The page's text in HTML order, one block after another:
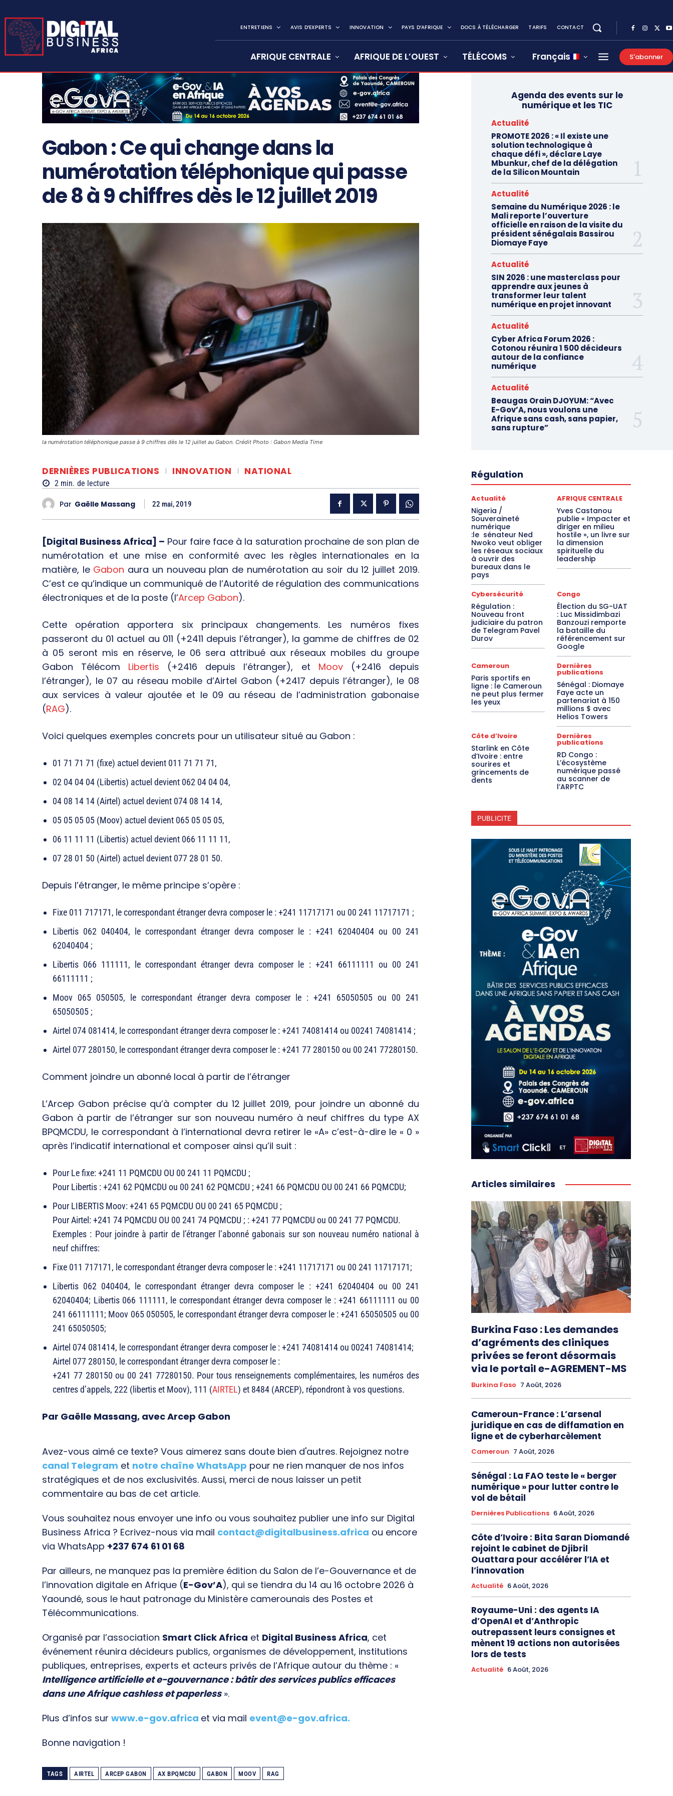
ENTRETIENS AVIS D’EXPERTS INNOVATION PAYS D’AFRIQUE DOCS À TÉLÉCHARGER TARIFS CONTACT
AFRIQUE CENTRALE AFRIQUE DE L’OUEST TÉLÉCOMS Français S'abonner
Gabon : Ce qui change dans la
numérotation téléphonique qui passe
de 8 à 9 chiffres dès le 12 juillet 2019
la numérotation téléphonique passe à 9 chiffres dès le 12 juillet au Gabon. Crédit Photo : Gabon Media Time
DERNIÈRES PUBLICATIONS INNOVATION NATIONAL
2 min. de lecture
Par Gaëlle Massang 22 mai, 2019
[Digital Business Africa] – Pour faire face à la saturation prochaine de son plan de
numérotation et une mise en conformité avec les règles internationales en la
matière, le Gabon aura un nouveau plan de numérotation au soir du 12 juillet 2019.
C’est ce qu’indique un communiqué de l’Autorité de régulation des communications
électroniques et de la poste (l’Arcep Gabon).
Cette opération apportera six principaux changements. Les numéros fixes
passeront du 01 actuel au 011 (+2411 depuis l’étranger), la gamme de chiffres de 02
à 05 seront mis en réserve, le 06 sera attribué aux réseaux mobiles du groupe
Gabon Télécom Libertis (+2416 depuis l’étranger), et Moov (+2416 depuis
l’étranger), le 07 au réseau mobile d’Airtel Gabon (+2417 depuis l’étranger), le 08
aux services à valeur ajoutée et le 09 au réseau de l’administration gabonaise
(RAG).
Voici quelques exemples concrets pour un utilisateur situé au Gabon :
01 71 71 71 (fixe) actuel devient 011 71 71 71,
02 04 04 04 (Libertis) actuel devient 062 04 04 04,
04 08 14 14 (Airtel) actuel devient 074 08 14 14,
05 05 05 05 (Moov) actuel devient 065 05 05 05,
06 11 11 11 (Libertis) actuel devient 066 11 11 11,
07 28 01 50 (Airtel) actuel devient 077 28 01 50.
Depuis l’étranger, le même principe s’opère :
Fixe 011 717171, le correspondant étranger devra composer le : +241 11717171 ou 00 241 11717171 ;
Libertis 062 040404, le correspondant étranger devra composer le : +241 62040404 ou 00 241
62040404 ;
Libertis 066 111111, le correspondant étranger devra composer le : +241 66111111 ou 00 241
66111111 ;
Moov 065 050505, le correspondant étranger devra composer le : +241 65050505 ou 00 241
65050505 ;
Airtel 074 081414, le correspondant étranger devra composer le : +241 74081414 ou 00241 74081414 ;
Airtel 077 280150, le correspondant étranger devra composer le : +241 77 280150 ou 00 241 77280150.
Comment joindre un abonné local à partir de l’étranger
L’Arcep Gabon précise qu’à compter du 12 juillet 2019, pour joindre un abonné du
Gabon à partir de l’étranger sur son nouveau numéro à neuf chiffres du type AX
BPQMCDU, le correspondant à l’international devra retirer le «A» c’est-à-dire le « 0 »
après l’indicatif international et composer ainsi qu’il suit :
Pour Le fixe: +241 11 PQMCDU OU 00 241 11 PQMCDU ;
Pour Libertis : +241 62 PQMCDU ou 00 241 62 PQMCDU ; +241 66 PQMCDU OU 00 241 66 PQMCDU;
Pour LIBERTIS Moov: +241 65 PQMCDU OU 00 241 65 PQMCDU ;
Pour Airtel: +241 74 PQMCDU OU 00 241 74 PQMCDU ; : +241 77 PQMCDU ou 00 241 77 PQMCDU.
Exemples : Pour joindre à partir de l’étranger l’abonné gabonais sur son nouveau numéro national à
neuf chiffres:
Fixe 011 717171, le correspondant étranger devra composer le : +241 11717171 ou 00 241 11717171;
Libertis 062 040404, le correspondant étranger devra composer le : +241 62040404 ou 00 241
62040404; Libertis 066 111111, le correspondant étranger devra composer le : +241 66111111 ou 00
241 66111111; Moov 065 050505, le correspondant étranger devra composer le : +241 65050505 ou 00
241 65050505;
Airtel 074 081414, le correspondant étranger devra composer le : +241 74081414 ou 00241 74081414;
Airtel 077 280150, le correspondant étranger devra composer le :
+241 77 280150 ou 00 241 77280150. Pour tous renseignements complémentaires, les numéros des
centres d’appels, 222 (libertis et Moov), 111 (AIRTEL) et 8484 (ARCEP), répondront à vos questions.
Par Gaëlle Massang, avec Arcep Gabon
Avez-vous aimé ce texte? Vous aimerez sans doute bien d'autres. Rejoignez notre
canal Telegram et notre chaîne WhatsApp pour ne rien manquer de nos infos
stratégiques et de nos exclusivités. Aussi, merci de nous laisser un petit
commentaire au bas de cet article.
Vous souhaitez nous envoyer une info ou vous souhaitez publier une info sur Digital
Business Africa ? Ecrivez-nous via mail contact@digitalbusiness.africa ou encore
via WhatsApp +237 674 61 01 68
Par ailleurs, ne manquez pas la première édition du Salon de l’e-Gouvernance et de
l’innovation digitale en Afrique (E-Gov’A), qui se tiendra du 14 au 16 octobre 2026 à
Yaoundé, sous le haut patronage du Ministère camerounais des Postes et
Télécommunications.
Organisé par l’association Smart Click Africa et Digital Business Africa, cet
événement réunira décideurs publics, organismes de développement, institutions
publiques, entreprises, experts et acteurs privés de l’Afrique autour du thème : «
Intelligence artificielle et e-gouvernance : bâtir des services publics efficaces
dans une Afrique cashless et paperless».
Plus d’infos sur www.e-gov.africa et via mail event@e-gov.africa.
Bonne navigation !
TAGS AIRTEL ARCEP GABON AX BPQMCDU GABON MOOV RAG
Agenda des events sur le
numérique et les TIC
Actualité
PROMOTE 2026 : « Il existe une
solution technologique à
chaque défi », déclare Laye
Mbunkur, chef de la délégation
de la Silicon Mountain
Actualité
Semaine du Numérique 2026 : le
Mali reporte l’ouverture
officielle en raison de la visite du
président sénégalais Bassirou
Diomaye Faye
Actualité
SIN 2026 : une masterclass pour
apprendre aux jeunes à
transformer leur talent
numérique en projet innovant
Actualité
Cyber Africa Forum 2026 :
Cotonou réunira 1 500 décideurs
autour de la confiance
numérique
Actualité
Beaugas Orain DJOYUM: “Avec
E-Gov’A, nous voulons une
Afrique sans cash, sans papier,
sans rupture”
Régulation
Actualité
Nigeria /
Souveraineté
numérique
:le sénateur Ned
Nwoko veut obliger
les réseaux sociaux
à ouvrir des
bureaux dans le
pays
AFRIQUE CENTRALE
Yves Castanou
publie « Impacter et
diriger en milieu
hostile », un livre sur
la dimension
spirituelle du
leadership
Cybersécurité
Régulation :
Nouveau front
judiciaire du patron
de Telegram Pavel
Durov
Congo
Élection du SG-UAT
: Luc Missidimbazi
Banzouzi remporte
la bataille du
référencement sur
Google
Cameroun
Paris sportifs en
ligne : le Cameroun
ne peut plus fermer
les yeux
Dernières
publications
Sénégal : Diomaye
Faye acte un
partenariat à 150
millions $ avec
Helios Towers
Côte d’Ivoire
Starlink en Côte
d’Ivoire : entre
sourires et
grincements de
dents
Dernières
publications
RD Congo :
L’écosystème
numérique passé
au scanner de
l’ARPTC
PUBLICITE
Articles similaires
Burkina Faso : Les demandes
d’agréments des cliniques
privées se feront désormais
via le portail e-AGREMENT-MS
Burkina Faso 7 Août, 2026
Cameroun-France : L’arsenal
juridique en cas de diffamation en
ligne et de cyberharcèlement
Cameroun 7 Août, 2026
Sénégal : La FAO teste le « berger
numérique » pour lutter contre le
vol de bétail
Dernières Publications 6 Août, 2026
Côte d’Ivoire : Bita Saran Diomandé
rejoint le cabinet de Djibril
Ouattara pour accélérer l’IA et
l’innovation
Actualité 6 Août, 2026
Royaume-Uni : des agents IA
d’OpenAI et d’Anthropic
outrepassent leurs consignes et
mènent 19 actions non autorisées
lors de tests
Actualité 6 Août, 2026